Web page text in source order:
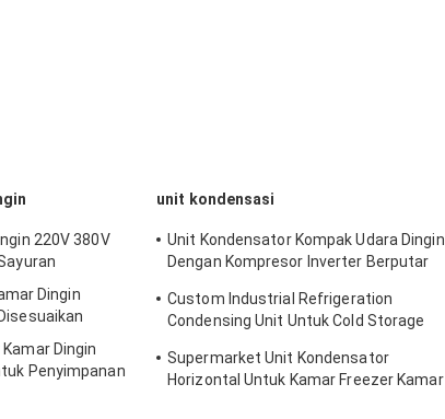
220V 380V
Dingin
Dingin
Penyimpanan
unit kondensasi
Unit Kondensator Kompak Udara Dingin
Dengan Kompresor Inverter Berputar
Custom Industrial Refrigeration
Condensing Unit Untuk Cold Storage
Supermarket Unit Kondensator
Horizontal Untuk Kamar Freezer Kamar